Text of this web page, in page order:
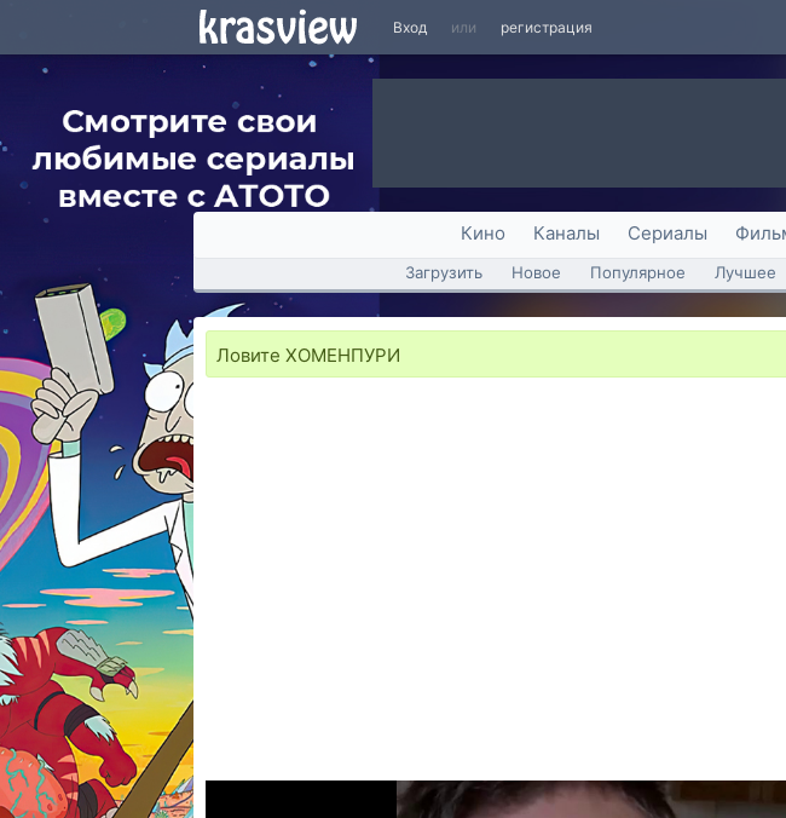
Вход или регистрация
Кино Каналы Сериалы
Загрузить Новое Популярное Лучшее
Ловите ХОМЕНПУРИ